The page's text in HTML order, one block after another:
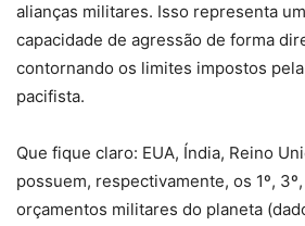
alianças militares. Isso representa
capacidade de agressão de forma
contornando os limites impostos
pacifista.
Que fique claro: EUA, Índia, Reino
possuem, respectivamente, os 1º,
orçamentos militares do planeta